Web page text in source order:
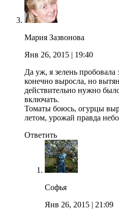
Мария Зазвонова
Янв 26, 2015 | 19:40
Да уж, я зелень
конечно выросла, но
действительно нужно
включать.
Томаты боюсь, огурцы
летом, урожай правда
Ответить
Софья
Янв 26, 2015 | 21:09